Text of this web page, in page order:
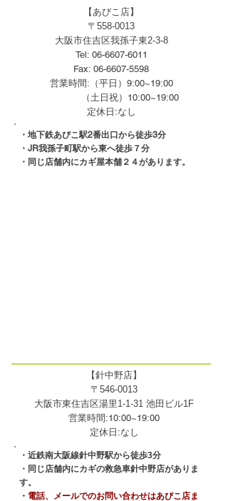
【あびこ店】
〒558-0013
大阪市住吉区我孫子東2-3-8
Tel: 06-6607-6011
Fax: 06-6607-5598
営業時間:（平日）9:00~19:00
（土日祝）10:00~19:00
定休日:なし
・地下鉄あびこ駅2番出口から徒歩3分
・JR我孫子町駅から東へ徒歩７分
・同じ店舗内にカギ屋本舗２４があります。
【針中野店】
〒546-0013
大阪市東住吉区湯里1-1-31 池田ビル1F
営業時間:10:00~19:00
定休日:なし
・近鉄南大阪線針中野駅から徒歩3分
・同じ店舗内にカギの救急車針中野店がありま
す。
・電話、メールでのお問い合わせはあびこ店ま